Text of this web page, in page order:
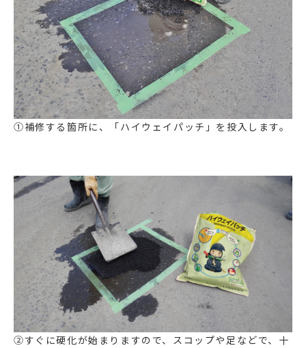
①補修する箇所に、「ハイウェイパッチ」を投入します。
②すぐに硬化が始まりますので、スコップや足などで、十